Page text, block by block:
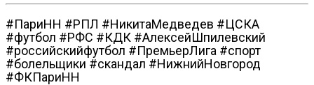
#ПариНН #РПЛ #НикитаМедведев #ЦСКА
#футбол #РФС #КДК #АлексейШпилевский
#российскийфутбол #ПремьерЛига #спорт
#болельщики #скандал #НижнийНовгород
#ФКПариНН